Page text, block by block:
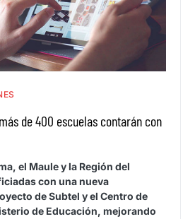
de 400 escuelas contarán con
el Maule y la Región del
con una nueva
de Subtel y el Centro de
de Educación, mejorando